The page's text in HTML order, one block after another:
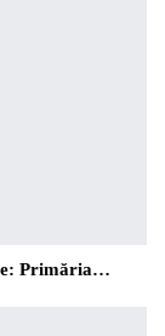
Primăria…